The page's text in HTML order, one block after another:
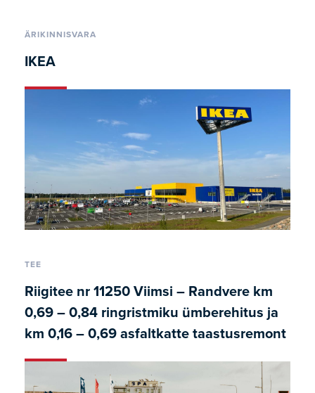
ÄRIKINNISVARA
IKEA
TEE
Riigitee nr 11250 Viimsi – Randvere km
0,69 – 0,84 ringristmiku ümberehitus ja
km 0,16 – 0,69 asfaltkatte taastusremont